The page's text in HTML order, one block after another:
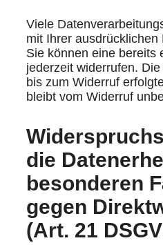
Viele
mit Ihrer
Sie können eine bereits
jederzeit widerrufen.
bis zum Widerruf
bleibt vom Widerruf
die
besonderen
gegen
(Art. 21